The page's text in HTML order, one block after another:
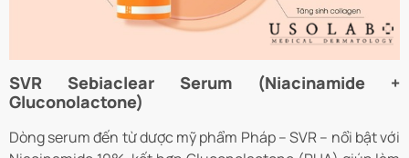
SVR Sebiaclear Serum (Niacinamide +
Gluconolactone)
Dòng serum đến từ dược mỹ phẩm Pháp – SVR – nổi bật với